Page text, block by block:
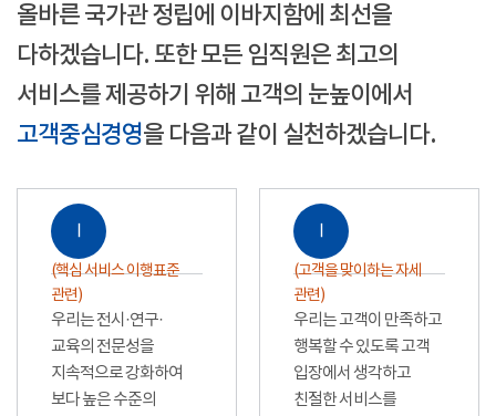
올바른 국가관 정립에 이바지함에 최선을
다하겠습니다. 또한 모든 임직원은 최고의
서비스를 제공하기 위해 고객의 눈높이에서
고객중심경영을 다음과 같이 실천하겠습니다.
Ⅰ
(핵심 서비스 이행표준
관련)
우리는 전시·연구·
교육의 전문성을
지속적으로 강화하여
보다 높은 수준의
Ⅰ
(고객을 맞이하는 자세
관련)
우리는 고객이 만족하고
행복할 수 있도록 고객
입장에서 생각하고
친절한 서비스를